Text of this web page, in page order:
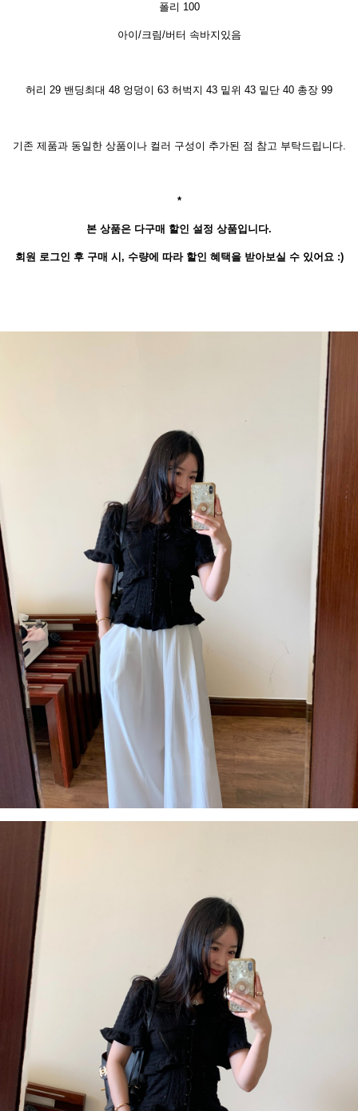
폴리 100
아이/크림/버터 속바지있음
허리 29 밴딩최대 48 엉덩이 63 허벅지 43 밑위 43 밑단 40 총장 99
기존 제품과 동일한 상품이나 컬러 구성이 추가된 점 참고 부탁드립니다.
*
본 상품은 다구매 할인 설정 상품입니다.
회원 로그인 후 구매 시, 수량에 따라 할인 혜택을 받아보실 수 있어요 :)